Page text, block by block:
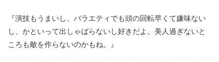
『演技もうまいし、バラエティでも頭の回転早くて嫌味ない
し、かといって出しゃばらないし好きだよ。美人過ぎないと
ころも敵を作らないのかもね。』